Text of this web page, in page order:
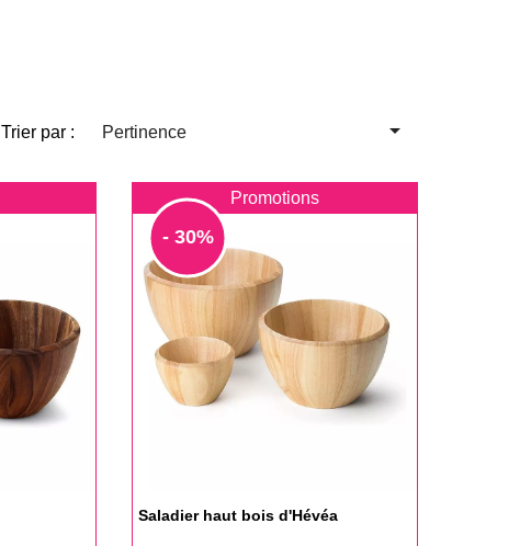
Trier par : Pertinence 
Promotions
- 30%
Saladier haut bois d'Hévéa